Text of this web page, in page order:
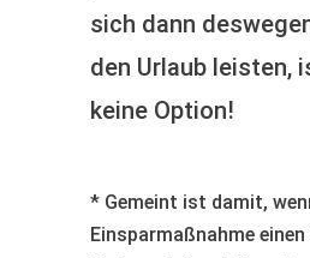
sich dann
den Urlaub leisten,
keine Option!
* Gemeint ist damit,
Einsparmaßnahme einen